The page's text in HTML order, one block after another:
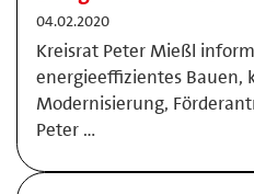
04.02.2020
Kreisrat Peter Mießl
energieeffizientes Bauen,
Modernisierung,
Peter …